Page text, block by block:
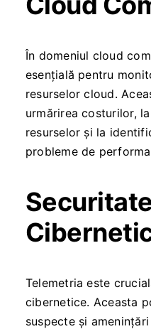
În domeniul cloud
esențială pentru
resurselor cloud.
urmărirea costurilor,
resurselor și la
probleme de
Telemetria este
cibernetice. Aceasta
suspecte și